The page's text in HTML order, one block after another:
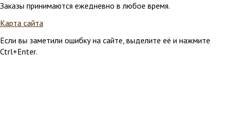
Заказы принимаются ежедневно в любое время.
Карта сайта
Если вы заметили ошибку на сайте, выделите её и нажмите
Ctrl+Enter.